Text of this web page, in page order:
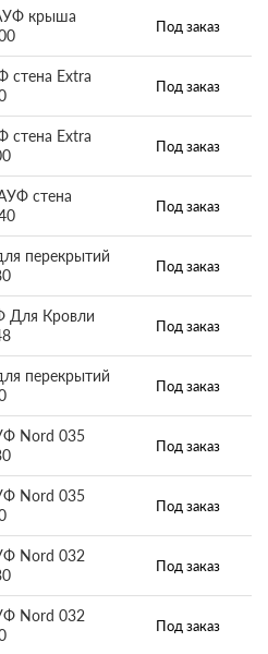
крыша
Под заказ
стена Extra
Под заказ
стена Extra
Под заказ
стена
Под заказ
перекрытий
Под заказ
Для Кровли
Под заказ
перекрытий
Под заказ
Nord 035
Под заказ
Nord 035
Под заказ
Nord 032
Под заказ
Nord 032
Под заказ